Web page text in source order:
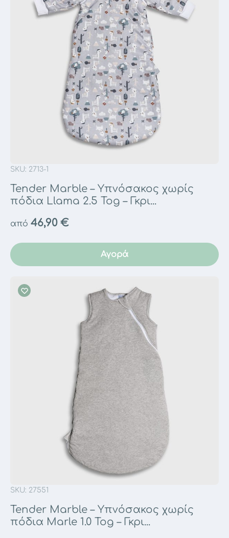
SKU: 2713-1
Tender Marble – Υπνόσακος χωρίς
πόδια Llama 2.5 Tog – Γκρι...
από 46,90 €
Αγορά
SKU: 27551
Tender Marble – Υπνόσακος χωρίς
πόδια Marle 1.0 Tog – Γκρι...